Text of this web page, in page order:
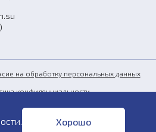
на обработку персональных данных
конфиденциальности
оферта
. Хорошо